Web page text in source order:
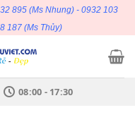
895(Ms Nhung) - 0932 103
187(Ms Thủy)
08:00 - 17:30